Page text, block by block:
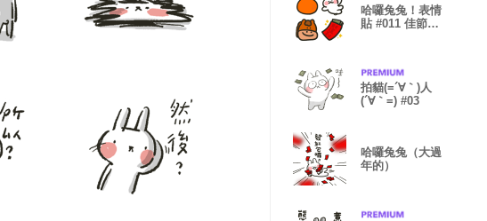
哈囉兔兔！表情
貼 #011 佳節祝
拍貓(=´∀｀)人
(´∀｀=) #03
哈囉兔兔（大過
年的）